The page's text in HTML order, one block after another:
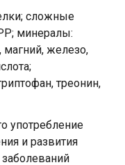
сложные
минералы:
магний, железо,
треонин,
употребление
и развития